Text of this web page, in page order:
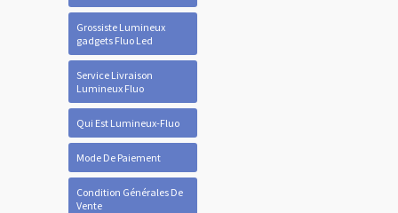
Grossiste Lumineux
gadgets Fluo Led
Service Livraison
Lumineux Fluo
Qui Est Lumineux-Fluo
Mode De Paiement
Condition Générales De
Vente